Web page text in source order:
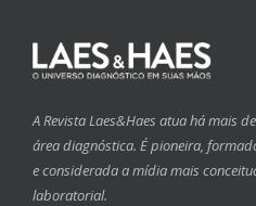
A Revista Laes&Haes atua há mais
área diagnóstica. É pioneira,
e considerada a mídia mais
laboratorial.